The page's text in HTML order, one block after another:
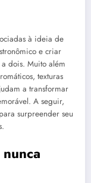
à ideia de
e criar
dois. Muito além
texturas
a transformar
A seguir,
surpreender seu